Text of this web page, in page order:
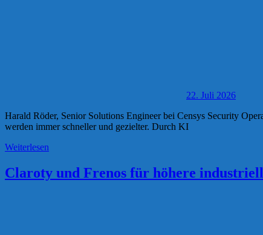
22. Juli 2026
Harald Röder, Senior Solutions Engineer bei Censys Security
werden immer schneller und gezielter. Durch KI
Weiterlesen
Claroty und Frenos für höhere